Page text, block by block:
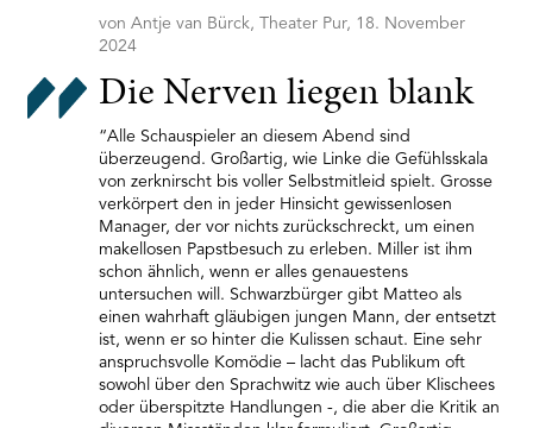
von Antje van Bürck, Theater Pur, 18. November
2024
Die Nerven liegen blank
“Alle Schauspieler an diesem Abend sind
überzeugend. Großartig, wie Linke die Gefühlsskala
von zerknirscht bis voller Selbstmitleid spielt. Grosse
verkörpert den in jeder Hinsicht gewissenlosen
Manager, der vor nichts zurückschreckt, um einen
makellosen Papstbesuch zu erleben. Miller ist ihm
schon ähnlich, wenn er alles genauestens
untersuchen will. Schwarzbürger gibt Matteo als
einen wahrhaft gläubigen jungen Mann, der entsetzt
ist, wenn er so hinter die Kulissen schaut. Eine sehr
anspruchsvolle Komödie – lacht das Publikum oft
sowohl über den Sprachwitz wie auch über Klischees
oder überspitzte Handlungen -, die aber die Kritik an